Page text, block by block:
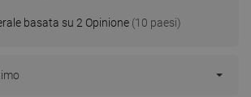
basata su 2 Opinione (10 paesi)